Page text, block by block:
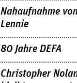
Nahaufnahme
Lennie
80 Jahre DEFA
Christopher